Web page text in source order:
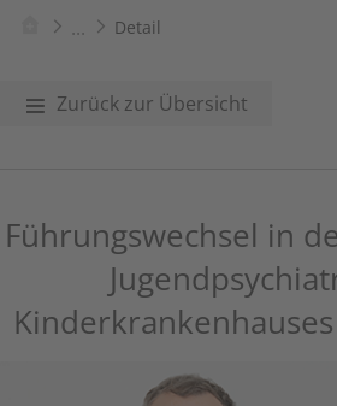
... Detail
Zurück zur Übersicht
Führungswechsel in